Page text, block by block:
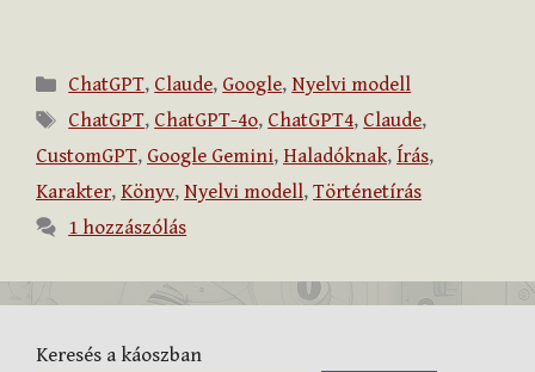
Kategória
ChatGPT, Claude, Google, Nyelvi modell
Címkék
ChatGPT, ChatGPT-4o, ChatGPT4, Claude,
CustomGPT, Google Gemini, Haladóknak, Írás,
Karakter, Könyv, Nyelvi modell, Történetírás
1 hozzászólás
Keresés a káoszban